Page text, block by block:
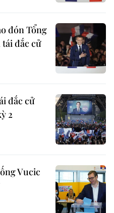
đón Tổng
đắc cử
đắc cử
2
Vucic